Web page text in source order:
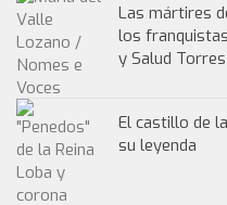
Las mártires
los
y Salud
El castillo de
su leyenda